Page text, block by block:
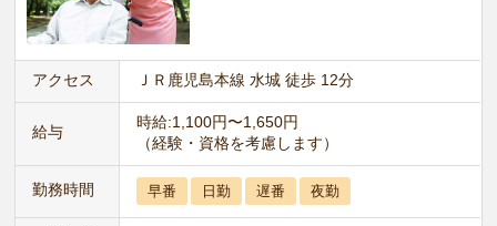
アクセス ＪＲ鹿児島本線 水城 徒歩 12分
給与
時給:1,100円〜1,650円
（経験・資格を考慮します）
勤務時間 早番 日勤 遅番 夜勤